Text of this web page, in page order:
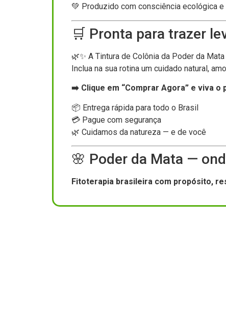
💚 Produzido com consciência ecológica e
🛒 Pronta para trazer
🌿✨ A Tintura de Colônia da Poder da
Inclua na sua rotina um cuidado natural,
➡️ Clique em “Comprar Agora” e viva o
📦 Entrega rápida para todo o Brasil
💳 Pague com segurança
🌿 Cuidamos da natureza — e de você
🌸 Poder da Mata —
Fitoterapia brasileira com propósito,